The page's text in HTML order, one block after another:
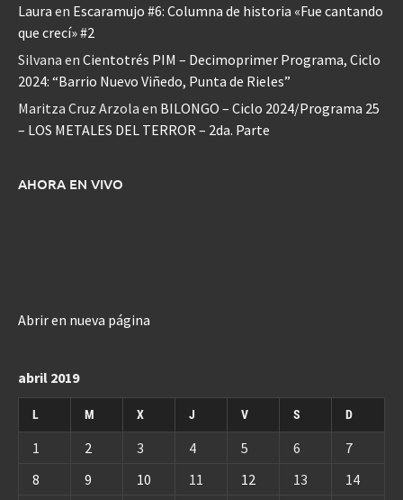
Laura en Escaramujo #6: Columna de historia «Fue cantando
que crecí» #2
Silvana en Cientotrés PIM – Decimoprimer Programa, Ciclo
2024: “Barrio Nuevo Viñedo, Punta de Rieles”
Maritza Cruz Arzola en BILONGO – Ciclo 2024/Programa 25
– LOS METALES DEL TERROR – 2da. Parte
AHORA EN VIVO
Abrir en nueva página
abril 2019
L M X J V S D
1 2 3 4 5 6
7
8
9 10 11 12 13 14